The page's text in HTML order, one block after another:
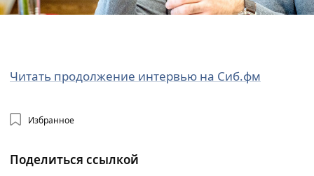
Читать продолжение интервью на Сиб.фм
Избранное
Поделиться ссылкой